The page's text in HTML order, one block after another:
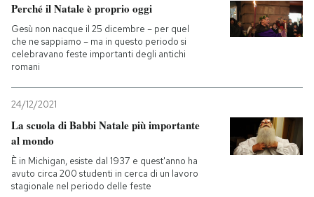
Perché il Natale è proprio oggi
Gesù non nacque il 25 dicembre – per quel
che ne sappiamo – ma in questo periodo si
celebravano feste importanti degli antichi
romani
24/12/2021
La scuola di Babbi Natale più importante
al mondo
È in Michigan, esiste dal 1937 e quest'anno ha
avuto circa 200 studenti in cerca di un lavoro
stagionale nel periodo delle feste